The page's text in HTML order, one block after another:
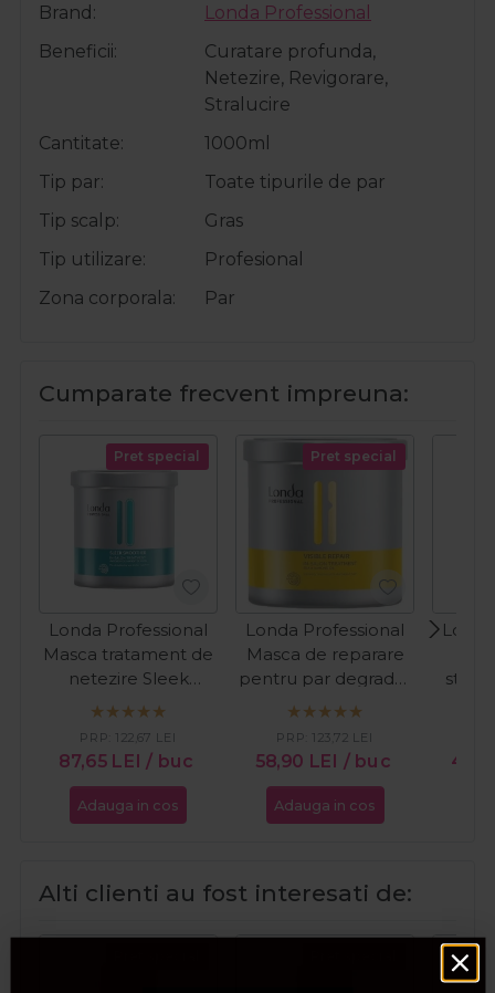
Brand
Londa Professional
Beneficii
Curatare profunda,
Netezire, Revigorare,
Stralucire
Cantitate
1000ml
Tip par
Toate tipurile de par
Tip scalp
Gras
Tip utilizare
Profesional
Zona corporala
Par
Cumparate frecvent impreuna:
Pret special
Londa Professional
Masca tratament de
netezire Sleek
Smoother 750ml
87,65 LEI / buc
PRP: 122,67 LEI
Adauga in cos
Pret special
Londa Professional
Masca de reparare
pentru par degradat
Visible Repair 750ml
58,90 LEI / buc
PRP: 123,72 LEI
Adauga in cos
Alti clienti au fost interesati de: